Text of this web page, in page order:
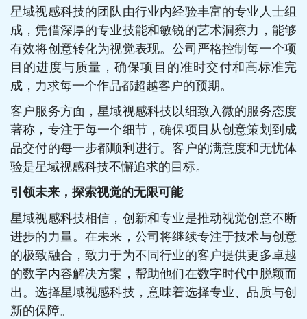
星域视感科技的团队由行业内经验丰富的专业人士组
成，凭借深厚的专业技能和敏锐的艺术洞察力，能够
有效将创意转化为视觉表现。公司严格控制每一个项
目的进度与质量，确保项目的准时交付和高标准完
成，力求每一个作品都超越客户的预期。
客户服务方面，星域视感科技以细致入微的服务态度
著称，专注于每一个细节，确保项目从创意策划到成
品交付的每一步都顺利进行。客户的满意度和无忧体
验是星域视感科技不懈追求的目标。
引领未来，探索视觉的无限可能
星域视感科技相信，创新和专业是推动视觉创意不断
进步的力量。在未来，公司将继续专注于技术与创意
的极致融合，致力于为不同行业的客户提供更多卓越
的数字内容解决方案，帮助他们在数字时代中脱颖而
出。选择星域视感科技，意味着选择专业、品质与创
新的保障。